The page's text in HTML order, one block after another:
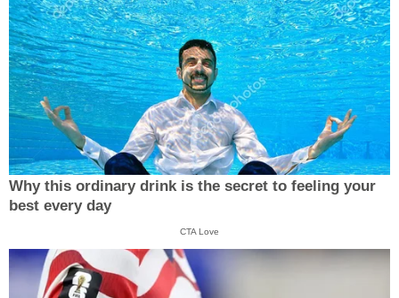
Why this ordinary drink is the secret to feeling your
best every day
CTA Love